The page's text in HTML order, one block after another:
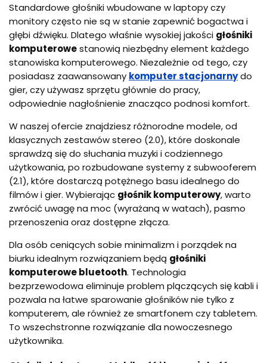
Standardowe głośniki wbudowane w laptopy czy
monitory często nie są w stanie zapewnić bogactwa i
głębi dźwięku. Dlatego właśnie wysokiej jakości głośniki
komputerowestanowią niezbędny element każdego
stanowiska komputerowego. Niezależnie od tego, czy
posiadasz zaawansowany komputer stacjonarnydo
gier, czy używasz sprzętu głównie do pracy,
odpowiednie nagłośnienie znacząco podnosi komfort.
W naszej ofercie znajdziesz różnorodne modele, od
klasycznych zestawów stereo (2.0), które doskonale
sprawdzą się do słuchania muzyki i codziennego
użytkowania, po rozbudowane systemy z subwooferem
(2.1), które dostarczą potężnego basu idealnego do
filmów i gier. Wybierając głośnik komputerowy, warto
zwrócić uwagę na moc (wyrażaną w watach), pasmo
przenoszenia oraz dostępne złącza.
Dla osób ceniących sobie minimalizm i porządek na
biurku idealnym rozwiązaniem będą głośniki
komputerowe bluetooth. Technologia
bezprzewodowa eliminuje problem plączących się kabli i
pozwala na łatwe sparowanie głośników nie tylko z
komputerem, ale również ze smartfonem czy tabletem.
To wszechstronne rozwiązanie dla nowoczesnego
użytkownika.